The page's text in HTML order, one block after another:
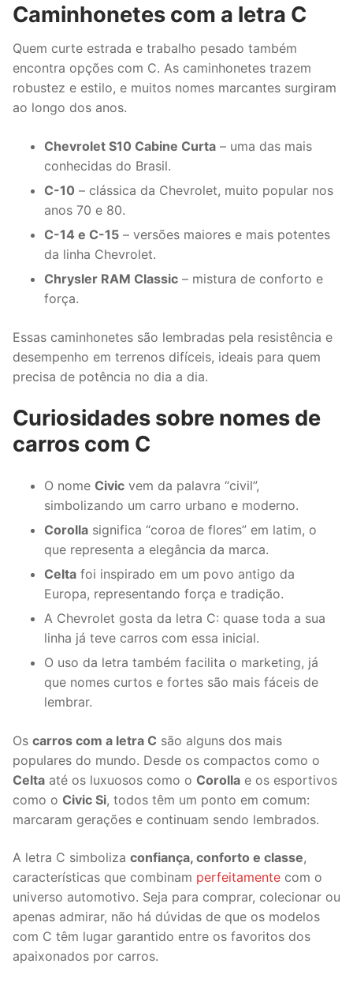
Caminhonetes com a letra C
Quem curte estrada e trabalho pesado também
encontra opções com C. As caminhonetes trazem
robustez e estilo, e muitos nomes marcantes surgiram
ao longo dos anos.
Chevrolet S10 Cabine Curta – uma das mais
conhecidas do Brasil.
C-10 – clássica da Chevrolet, muito popular nos
anos 70 e 80.
C-14 e C-15 – versões maiores e mais potentes
da linha Chevrolet.
Chrysler RAM Classic – mistura de conforto e
força.
Essas caminhonetes são lembradas pela resistência e
desempenho em terrenos difíceis, ideais para quem
precisa de potência no dia a dia.
Curiosidades sobre nomes de
carros com C
O nome Civic vem da palavra “civil”,
simbolizando um carro urbano e moderno.
Corolla significa “coroa de flores” em latim, o
que representa a elegância da marca.
Celta foi inspirado em um povo antigo da
Europa, representando força e tradição.
A Chevrolet gosta da letra C: quase toda a sua
linha já teve carros com essa inicial.
O uso da letra também facilita o marketing, já
que nomes curtos e fortes são mais fáceis de
lembrar.
Os carros com a letra C são alguns dos mais
populares do mundo. Desde os compactos como o
Celta até os luxuosos como o Corolla e os esportivos
como o Civic Si, todos têm um ponto em comum:
marcaram gerações e continuam sendo lembrados.
A letra C simboliza confiança, conforto e classe,
características que combinam perfeitamente com o
universo automotivo. Seja para comprar, colecionar ou
apenas admirar, não há dúvidas de que os modelos
com C têm lugar garantido entre os favoritos dos
apaixonados por carros.